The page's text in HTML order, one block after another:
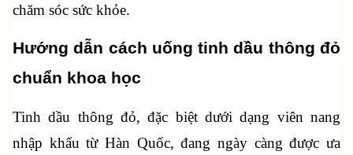
chăm sóc sức khỏe.
Hướng dẫn cách uống tinh dầu thông đỏ
chuẩn khoa học
Tinh dầu thông đỏ, đặc biệt dưới dạng viên nang
nhập khẩu từ Hàn Quốc, đang ngày càng được ưa